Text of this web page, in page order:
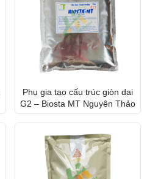
Phụ gia tạo cấu trúc giòn dai
G2 – Biosta MT Nguyên Thảo